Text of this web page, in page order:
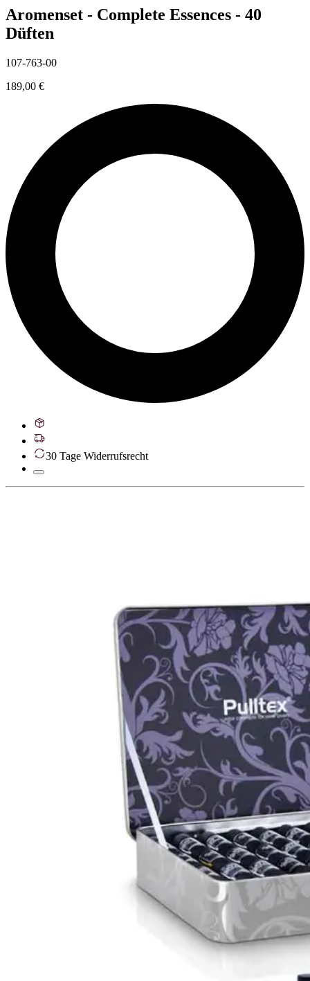
Aromenset - Complete Essences - 40
Düften
107-763-00
189,00 €
30 Tage Widerrufsrecht